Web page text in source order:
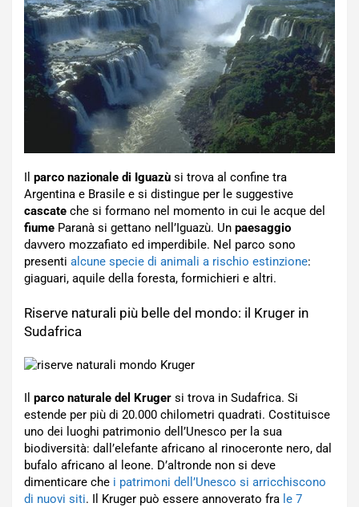
Il parco nazionale di Iguazù si trova al confine tra
Argentina e Brasile e si distingue per le suggestive
cascate che si formano nel momento in cui le acque del
fiume Paranà si gettano nell’Iguazù. Un paesaggio
davvero mozzafiato ed imperdibile. Nel parco sono
presenti alcune specie di animali a rischio estinzione:
giaguari, aquile della foresta, formichieri e altri.
Riserve naturali più belle del mondo: il Kruger in
Sudafrica
Il parco naturale del Kruger si trova in Sudafrica. Si
estende per più di 20.000 chilometri quadrati. Costituisce
uno dei luoghi patrimonio dell’Unesco per la sua
biodiversità: dall’elefante africano al rinoceronte nero, dal
bufalo africano al leone. D’altronde non si deve
dimenticare che i patrimoni dell’Unesco si arricchiscono
di nuovi siti. Il Kruger può essere annoverato fra le 7